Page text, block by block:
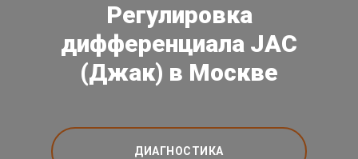
Регулировка
дифференциала JAC
(Джак) в Москве
ДИАГНОСТИКА